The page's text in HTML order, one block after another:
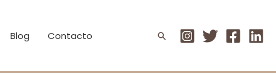
Blog Contacto Buscar